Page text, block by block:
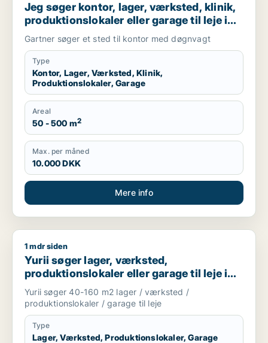
Jeg søger kontor, lager, værksted, klinik,
produktionslokaler eller garage til leje i
Holbæk
Gartner søger et sted til kontor med døgnvagt
Type
Kontor, Lager, Værksted, Klinik,
Produktionslokaler, Garage
Areal
50 - 500 m2
Max. per måned
10.000 DKK
Mere info
Yurii søger lager, værksted, produktionslokaler eller garage
1 mdr siden
Yurii søger lager, værksted,
produktionslokaler eller garage til leje i
Region Sjælland
Yurii søger 40-160 m2 lager / værksted /
produktionslokaler / garage til leje
Type
Lager, Værksted, Produktionslokaler, Garage